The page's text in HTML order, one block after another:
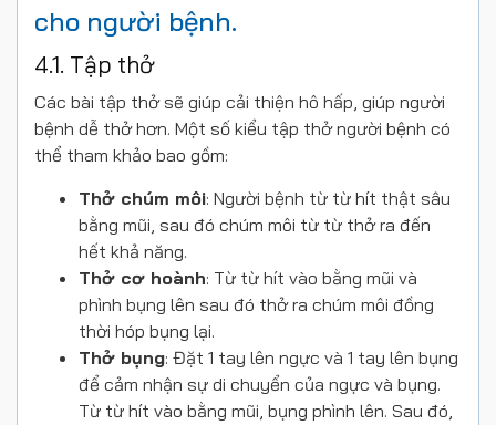
cho người bệnh.
4.1. Tập thở
Các bài tập thở sẽ giúp cải thiện hô hấp, giúp người
bệnh dễ thở hơn. Một số kiểu tập thở người bệnh có
thể tham khảo bao gồm:
Thở chúm môi: Người bệnh từ từ hít thật sâu
bằng mũi, sau đó chúm môi từ từ thở ra đến
hết khả năng.
Thở cơ hoành: Từ từ hít vào bằng mũi và
phình bụng lên sau đó thở ra chúm môi đồng
thời hóp bụng lại.
Thở bụng: Đặt 1 tay lên ngực và 1 tay lên bụng
để cảm nhận sự di chuyển của ngực và bụng.
Từ từ hít vào bằng mũi, bụng phình lên. Sau đó,